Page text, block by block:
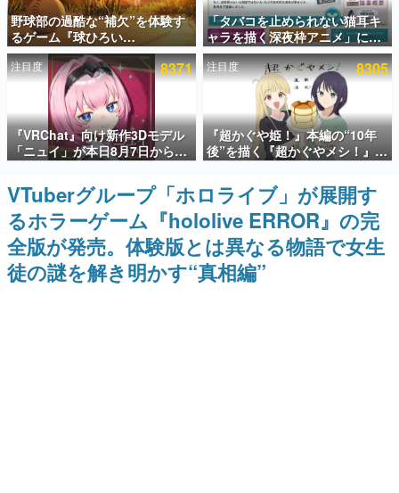
アプリセール情報
インタビュー
連載・特集一覧
殿堂入り記事
SNS拡散数が数千以上！ ページビュー数万以上！ などな
ど。多くの人々に読まれた、電ファミ渾身の“殿堂入り”記
事をまとめました。
ゲームの企画書
名作ゲームクリエイターの方々に製作時のエピソードをお
聞きし、ヒットする企画（ゲーム）とは何か？を探ってい
きます。
赫本
この物語を解いてはいけない。『赫本』は、〈試験問題〉
野球部の過酷な“補欠”を体験す
るゲーム『球ひろい
Simulator』が「1件」のウィッ
シュリストをもとにチェコ語に
対応しSNSで話題に。『キング
ダム・カム』開発元やチェコの
プロ野球選手から称賛の声
「タバコを止められない猫耳キ
ャラを描く深夜枠アニメ」に視
聴者の一部から批判意見。違法
薬物の使用と思しき描写も含め
て、BPOが議論を交わす
注目度 8371
『VRChat』向け新作3Dモデル
「ニュイ」が本日8月7日から
BOOTHにて発売。瞳に光る星
や感情豊かな表情が、小悪魔か
わいい
注目度 8305
『超かぐや姫！』本編の“10年
後”を描く『超かぐやメシ！』
Web連載決定。新たなWebマン
ガレーベル「ビビビコミック」
にて特別話が掲載スタート、あ
のお話には…まだ続きがある！
VTuberグループ「ホロライブ」が展開す
るホラーゲーム『hololive ERROR』の完
全版が発売。体験版とは異なる物語で女生
徒の謎を解き明かす“真相編”